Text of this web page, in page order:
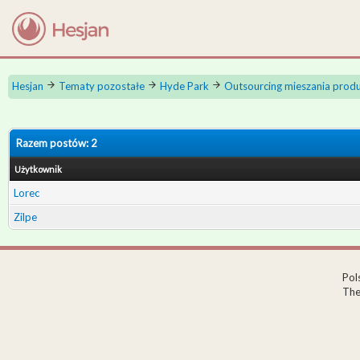
Hesjan Tematy pozostałe Hyde Park Outsourcing mieszania
Razem postów: 2
Użytkownik
Lorec
Zilpe